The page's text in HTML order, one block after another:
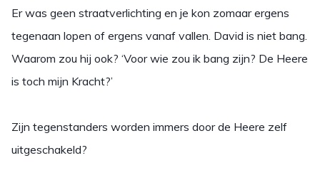
Er was geen straatverlichting en je kon zomaar ergens
tegenaan lopen of ergens vanaf vallen. David is niet bang.
Waarom zou hij ook? ‘Voor wie zou ik bang zijn? De Heere
is toch mijn Kracht?’
Zijn tegenstanders worden immers door de Heere zelf
uitgeschakeld?